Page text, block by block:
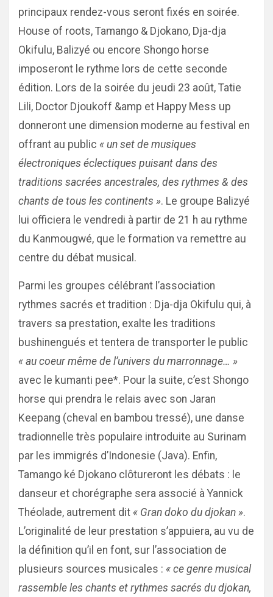
principaux rendez-vous seront fixés en soirée.
House of roots, Tamango & Djokano, Dja-dja
Okifulu, Balizyé ou encore Shongo horse
imposeront le rythme lors de cette seconde
édition. Lors de la soirée du jeudi 23 août, Tatie
Lili, Doctor Djoukoff &amp et Happy Mess up
donneront une dimension moderne au festival en
offrant au public « un set de musiques
électroniques éclectiques puisant dans des
traditions sacrées ancestrales, des rythmes & des
chants de tous les continents ». Le groupe Balizyé
lui officiera le vendredi à partir de 21 h au rythme
du Kanmougwé, que le formation va remettre au
centre du débat musical.
Parmi les groupes célébrant l’association
rythmes sacrés et tradition : Dja-dja Okifulu qui, à
travers sa prestation, exalte les traditions
bushinengués et tentera de transporter le public
« au coeur même de l’univers du marronnage… »
avec le kumanti pee*. Pour la suite, c’est Shongo
horse qui prendra le relais avec son Jaran
Keepang (cheval en bambou tressé), une danse
tradionnelle très populaire introduite au Surinam
par les immigrés d’Indonesie (Java). Enfin,
Tamango ké Djokano clôtureront les débats : le
danseur et chorégraphe sera associé à Yannick
Théolade, autrement dit « Gran doko du djokan ».
L’originalité de leur prestation s’appuiera, au vu de
la définition qu’il en font, sur l’association de
plusieurs sources musicales : « ce genre musical
rassemble les chants et rythmes sacrés du djokan,